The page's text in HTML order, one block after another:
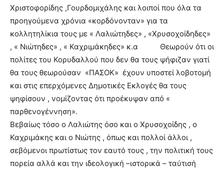
Χριστοφορίδης ,Γουρδομιχάλης και λοιποί που όλα τα
προηγούμενα χρόνια «κορδόνονταν» για τα
κολλητηλίκια τους με « Λαλιώτηδες» , «Χρυσοχοίδηδες»
, « Νιώτηδες» , « Καχριμάκηδες» κ.α Θεωρούν ότι οι
πολίτες του Κορυδαλλού που δεν θα τους ψήφιζαν γιατί
θα τους θεωρούσαν «ΠΑΣΟΚ» έχουν υποστεί λοβοτομή
και στις επερχόμενες Δημοτικές Εκλογές θα τους
ψηφίσουν , νομίζοντας ότι προέκυψαν από «
παρθενογέννηση».
Βεβαίως τόσο ο Λαλιώτης όσο και ο Χρυσοχοίδης , ο
Καχριμάκης και ο Νιώτης , όπως και πολλοί άλλοι ,
σεβόμενοι πρωτίστως τον εαυτό τους , την πολιτική τους
πορεία αλλά και την ιδεολογική –ιστορικά – ταύτισή